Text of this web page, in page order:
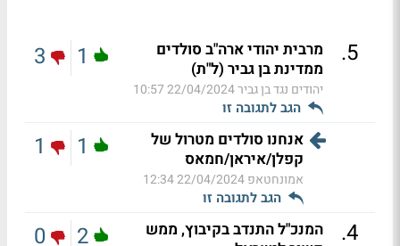
5
.
מרבית יהודי ארה"ב סולדים
ממדינת בן גביר (ל"ת)
יהודים נגד בן גביר22/04/2024 10:57
הגב לתגובה זו
1
3
אנחנו סולדים מטרול של
קפלן/איראן/חמאס
אמונחטאפ22/04/2024 12:34
הגב לתגובה זו
1
1
4
.
המנכ"ל התנדב בקיבוץ, ממש
2
0